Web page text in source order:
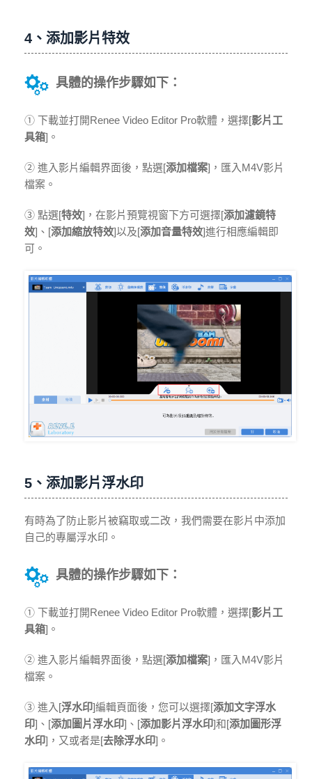
4、添加影片特效
具體的操作步驟如下：
① 下載並打開Renee Video Editor Pro軟體，選擇[影片工
具箱]。
② 進入影片編輯界面後，點選[添加檔案]，匯入M4V影片
檔案。
③ 點選[特效]，在影片預覽視窗下方可選擇[添加濾鏡特
效]、[添加縮放特效]以及[添加音量特效]進行相應編輯即
可。
5、添加影片浮水印
有時為了防止影片被竊取或二改，我們需要在影片中添加
自己的專屬浮水印。
具體的操作步驟如下：
① 下載並打開Renee Video Editor Pro軟體，選擇[影片工
具箱]。
② 進入影片編輯界面後，點選[添加檔案]，匯入M4V影片
檔案。
③ 進入[浮水印]編輯頁面後，您可以選擇[添加文字浮水
印]、[添加圖片浮水印]、[添加影片浮水印]和[添加圖形浮
水印]，又或者是[去除浮水印]。